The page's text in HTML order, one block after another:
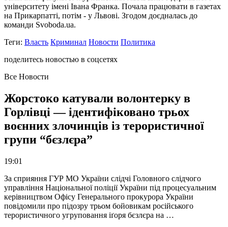
університету імені Івана Франка. Почала працювати в газетах
на Прикарпатті, потім - у Львові. Згодом доєдналась до
команди Svoboda.ua.
Теги: Власть Криминал Новости Политика
поделитесь новостью в соцсетях
Все Новости
Жорстоко катували волонтерку в
Горлівці — ідентифіковано трьох
воєнних злочинців із терористичної
групи “бєзлєра”
19:01
За сприяння ГУР МО України слідчі Головного слідчого
управління Національної поліції України під процесуальним
керівництвом Офісу Генерального прокурора України
повідомили про підозру трьом бойовикам російського
терористичного угруповання іґоря бєзлєра на …